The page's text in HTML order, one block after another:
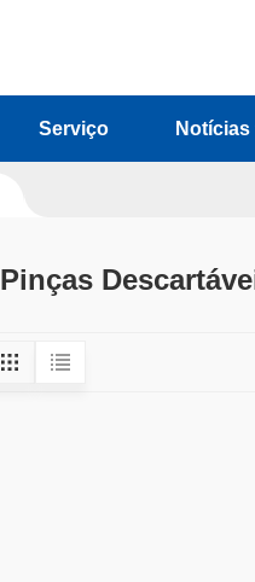
Serviço Notícias
Pinças